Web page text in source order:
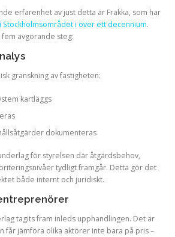
erfarenhet av just detta är Frakka, som har
i över ett decennium.
avgörande steg:
granskning av fastigheten:
kartläggs
dokumenteras
för styrelsen där åtgärdsbehov,
tydligt framgår. Detta gör det
både internt och juridiskt.
tagits fram inleds upphandlingen. Det är
får jämföra olika aktörer inte bara på pris –